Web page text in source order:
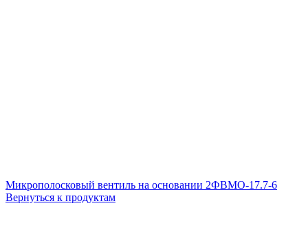
Микрополосковый вентиль на основании 2ФВМO-17.7-6
Вернуться к продуктам